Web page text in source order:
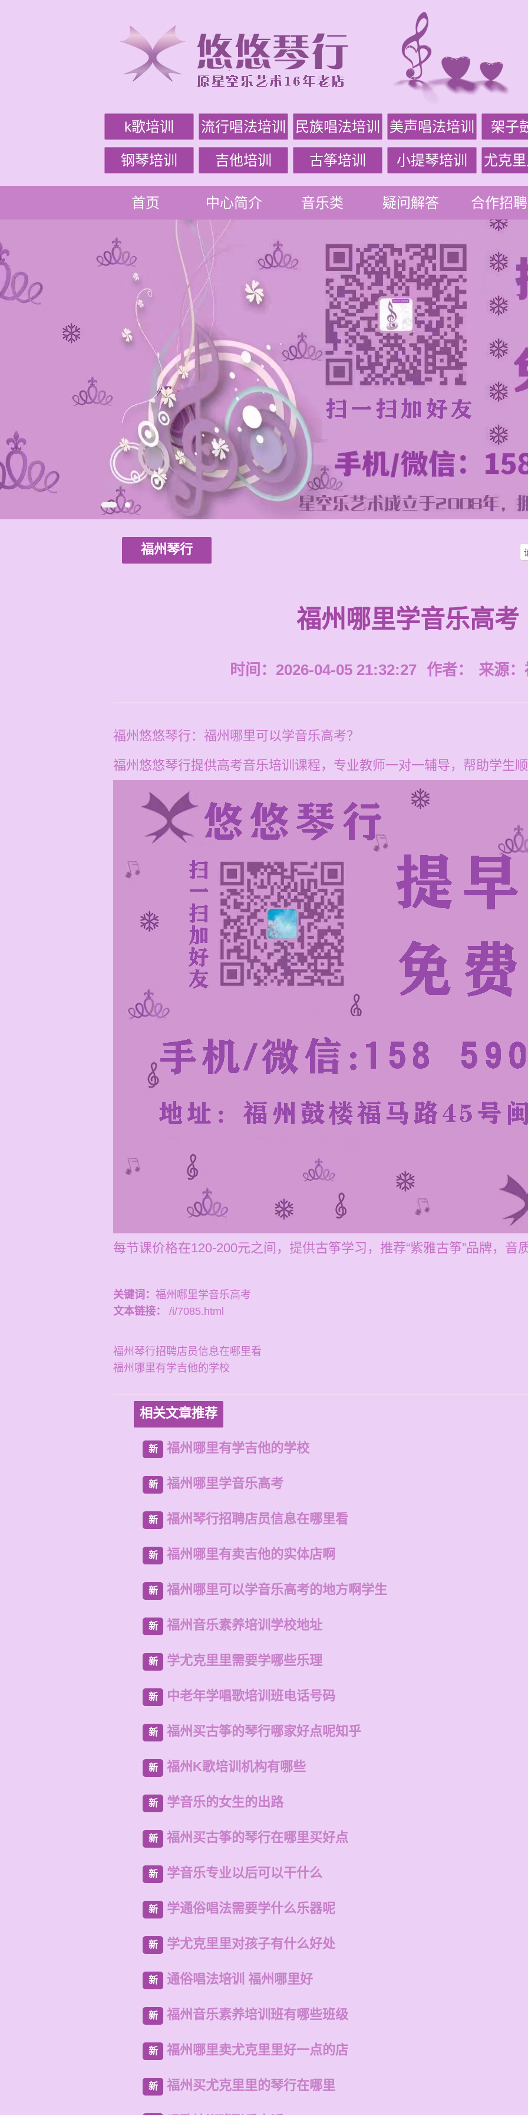
k歌培训 流行唱法培训 民族唱法培训 美声唱法培训 架子
钢琴培训 吉他培训 古筝培训 小提琴培训 尤克
首页 中心简介 音乐类 疑问解答 合作招聘
福州琴行
福州哪里学音乐高考
时间：2026-04-05 21:32:27 作者： 来源：
福州悠悠琴行：福州哪里可以学音乐高考？
福州悠悠琴行提供高考音乐培训课程，专业教师一对一辅导，帮助学生
每节课价格在120-200元之间，提供古筝学习，推荐“紫雅古筝”品牌，音
关键词： 福州哪里学音乐高考
文本链接：
/i/7085.html
福州琴行招聘店员信息在哪里看
福州哪里有学吉他的学校
相关文章推荐
新 福州哪里有学吉他的学校
新 福州哪里学音乐高考
新 福州琴行招聘店员信息在哪里看
新 福州哪里有卖吉他的实体店啊
新 福州哪里可以学音乐高考的地方啊学生
新 福州音乐素养培训学校地址
新 学尤克里里需要学哪些乐理
新 中老年学唱歌培训班电话号码
新 福州买古筝的琴行哪家好点呢知乎
新 福州K歌培训机构有哪些
新 学音乐的女生的出路
新 福州买古筝的琴行在哪里买好点
新 学音乐专业以后可以干什么
新 学通俗唱法需要学什么乐器呢
新 学尤克里里对孩子有什么好处
新 通俗唱法培训 福州哪里好
新 福州音乐素养培训班有哪些班级
新 福州哪里卖尤克里里好一点的店
新 福州买尤克里里的琴行在哪里